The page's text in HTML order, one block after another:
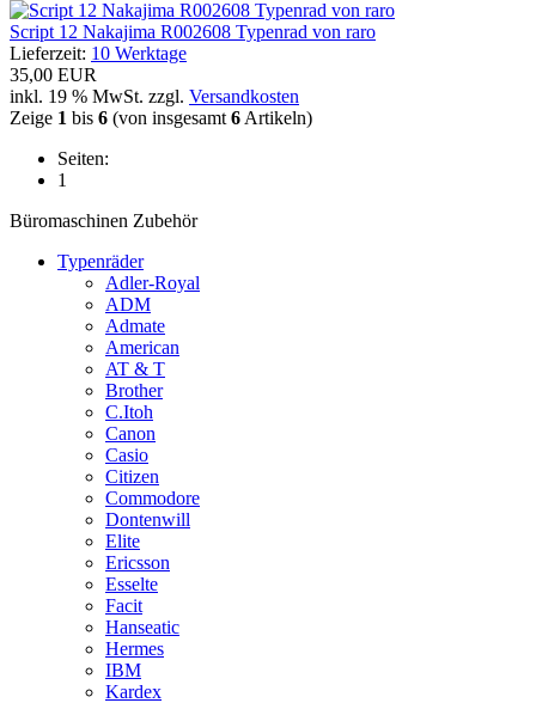
Script 12 Nakajima R002608 Typenrad von raro
Lieferzeit: 10 Werktage
35,00 EUR
inkl. 19 % MwSt. zzgl. Versandkosten
Zeige 1 bis 6 (von insgesamt 6 Artikeln)
Seiten:
1
Büromaschinen Zubehör
Typenräder
Adler-Royal
ADM
Admate
American
AT & T
Brother
C.Itoh
Canon
Casio
Citizen
Commodore
Dontenwill
Elite
Ericsson
Esselte
Facit
Hanseatic
Hermes
IBM
Kardex